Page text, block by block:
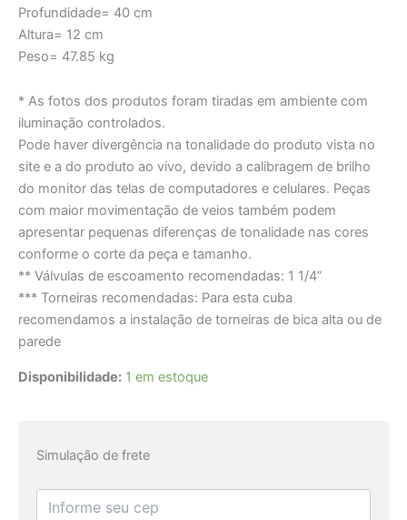
Profundidade= 40 cm
Altura= 12 cm
Peso= 47.85 kg
* As fotos dos produtos foram tiradas em ambiente com
iluminação controlados.
Pode haver divergência na tonalidade do produto vista no
site e a do produto ao vivo, devido a calibragem de brilho
do monitor das telas de computadores e celulares. Peças
com maior movimentação de veios também podem
apresentar pequenas diferenças de tonalidade nas cores
conforme o corte da peça e tamanho.
** Válvulas de escoamento recomendadas: 1 1/4”
*** Torneiras recomendadas: Para esta cuba
recomendamos a instalação de torneiras de bica alta ou de
parede
Disponibilidade: 1 em estoque
Simulação de frete